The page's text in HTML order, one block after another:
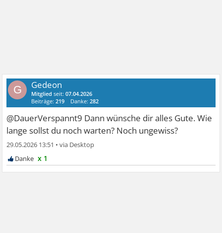
G Gedeon
Mitglied seit:07.04.2026
Beiträge:219 Danke:282
@DauerVerspannt9 Dann wünsche dir alles Gute. Wie
lange sollst du noch warten? Noch ungewiss?
29.05.2026 13:51 •
x 1